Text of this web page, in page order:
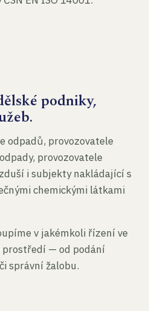
podniky,
odpadů, provozovatele
provozovatele
i subjekty nakládající s
chemickými látkami
v jakémkoli řízení ve
prostředí — od podání
správní žalobu.